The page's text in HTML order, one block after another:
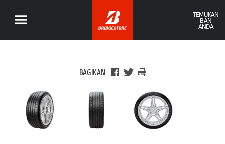
TEMUKAN
BAN
ANDA
BAGIKAN